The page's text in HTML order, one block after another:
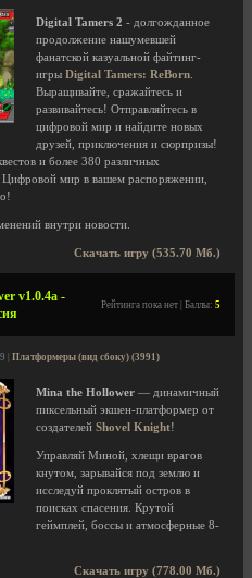
Digital Tamers 2 - долгожданное
продолжение нашумевшей
фанатской казуальной файтинг-
игры Digital Tamers: ReBorn
Выращивайте, сражайтесь и
развивайтесь! Отправляйтесь в
цифровой мир и найдите новых
друзей, приключения и сюрпризы!
и более 380 различных
мир в вашем распоряжении,
внутри новости.
Скачать игру (535.70 Мб.)
v1.0.4a -
Рейтинга пока нет | Баллы: 5
| Платформеры (вид сбоку) (3991)
Mina the Hollower — динамичный
пиксельный экшен-платформер от
создателей Shovel Knight!
Управляй Миной, хлещи врагов
кнутом, зарывайся под землю и
исследуй проклятый остров в
поисках спасения. Крутой
геймплей, боссы и атмосферные 8-
Скачать игру (778.00 Мб.)